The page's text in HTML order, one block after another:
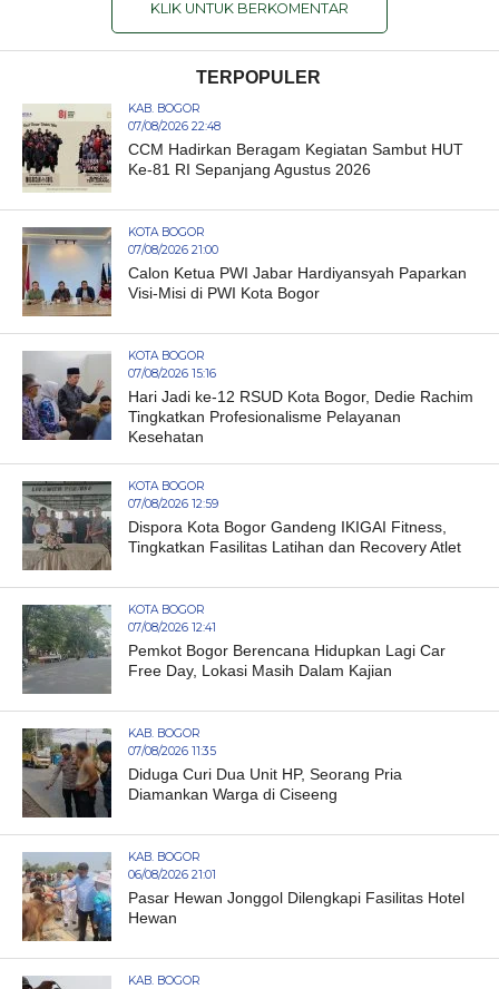
KLIK UNTUK BERKOMENTAR
TERPOPULER
KAB. BOGOR
07/08/2026 22:48
CCM Hadirkan Beragam Kegiatan Sambut HUT
Ke-81 RI Sepanjang Agustus 2026
KOTA BOGOR
07/08/2026 21:00
Calon Ketua PWI Jabar Hardiyansyah Paparkan
Visi-Misi di PWI Kota Bogor
KOTA BOGOR
07/08/2026 15:16
Hari Jadi ke-12 RSUD Kota Bogor, Dedie Rachim
Tingkatkan Profesionalisme Pelayanan
Kesehatan
KOTA BOGOR
07/08/2026 12:59
Dispora Kota Bogor Gandeng IKIGAI Fitness,
Tingkatkan Fasilitas Latihan dan Recovery Atlet
KOTA BOGOR
07/08/2026 12:41
Pemkot Bogor Berencana Hidupkan Lagi Car
Free Day, Lokasi Masih Dalam Kajian
KAB. BOGOR
07/08/2026 11:35
Diduga Curi Dua Unit HP, Seorang Pria
Diamankan Warga di Ciseeng
KAB. BOGOR
06/08/2026 21:01
Pasar Hewan Jonggol Dilengkapi Fasilitas Hotel
Hewan
KAB. BOGOR